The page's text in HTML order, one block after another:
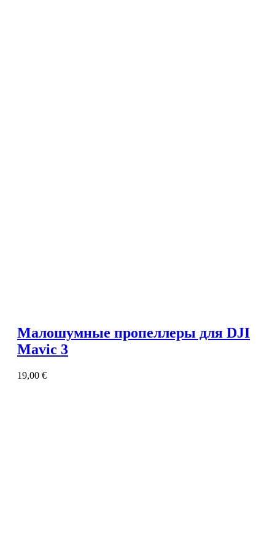
Малошумные пропеллеры для DJI
Mavic 3
19,00 €